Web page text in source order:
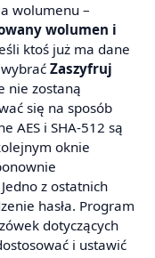
wolumenu –
wolumen i
ktoś już ma dane
Zaszyfruj
nie zostaną
się na sposób
AES i SHA-512 są
oknie
z ostatnich
hasła. Program
dotyczących
i ustawić